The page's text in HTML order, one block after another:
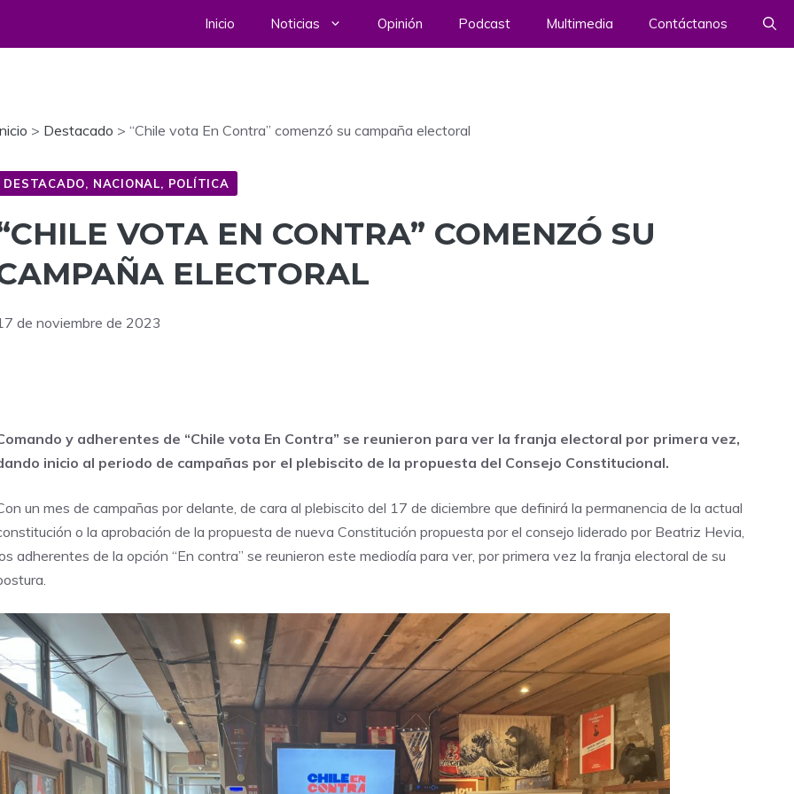
Inicio Noticias Opinión Podcast Multimedia Contáctanos
> Destacado >“Chile vota En Contra” comenzó su campaña electoral
DESTACADO, NACIONAL, POLÍTICA
VOTA EN CONTRA” COMENZÓ SU
ELECTORAL
de noviembre de 2023
y adherentes de “Chile vota En Contra” se reunieron para ver la franja electoral por primera vez,
inicio al periodo de campañas por el plebiscito de la propuesta del Consejo Constitucional.
un mes de campañas por delante, de cara al plebiscito del 17 de diciembre que definirá la permanencia de la actual
o la aprobación de la propuesta de nueva Constitución propuesta por el consejo liderado por Beatriz Hevia,
adherentes de la opción “En contra” se reunieron este mediodía para ver, por primera vez la franja electoral de su